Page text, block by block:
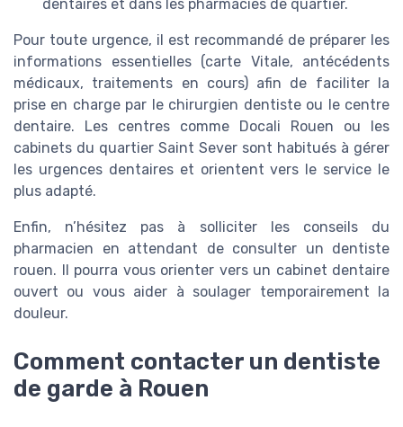
dentaires et dans les pharmacies de quartier.
Pour toute urgence, il est recommandé de préparer les
informations essentielles (carte Vitale, antécédents
médicaux, traitements en cours) afin de faciliter la
prise en charge par le chirurgien dentiste ou le centre
dentaire. Les centres comme Docali Rouen ou les
cabinets du quartier Saint Sever sont habitués à gérer
les urgences dentaires et orientent vers le service le
plus adapté.
Enfin, n’hésitez pas à solliciter les conseils du
pharmacien en attendant de consulter un dentiste
rouen. Il pourra vous orienter vers un cabinet dentaire
ouvert ou vous aider à soulager temporairement la
douleur.
Comment contacter un dentiste
de garde à Rouen